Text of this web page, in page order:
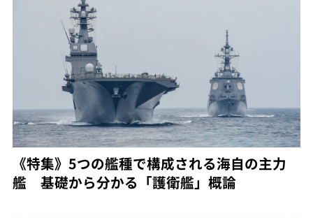
《特集》5つの艦種で構成される海自の主力
艦 基礎から分かる「護衛艦」概論